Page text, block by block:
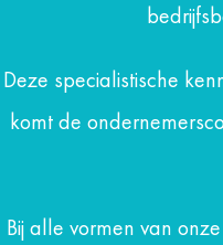
Deze specialistische
komt de
Bij alle vormen van